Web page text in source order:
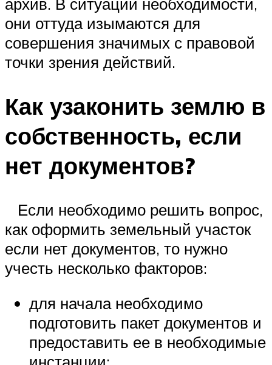
архив. В ситуации необходимости,
они оттуда изымаются для
совершения значимых с правовой
точки зрения действий.
Как узаконить землю в
собственность, если
нет документов?
Если необходимо решить вопрос,
как оформить земельный участок
если нет документов, то нужно
учесть несколько факторов:
для начала необходимо
подготовить пакет документов и
предоставить ее в необходимые